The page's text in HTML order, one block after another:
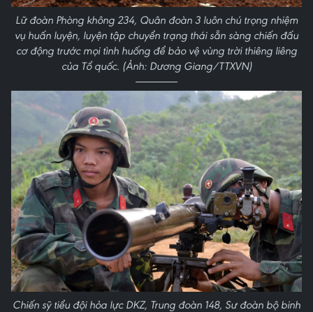
Lữ đoàn Phòng không 234, Quân đoàn 3 luôn chú trọng nhiệm
vụ huấn luyện, luyện tập chuyển trạng thái sẵn sàng chiến đấu
cơ động trước mọi tình huống để bảo vệ vùng trời thiêng liêng
của Tổ quốc. (Ảnh: Dương Giang/TTXVN)
Chiến sỹ tiểu đội hỏa lực DKZ, Trung đoàn 148, Sư đoàn bộ binh